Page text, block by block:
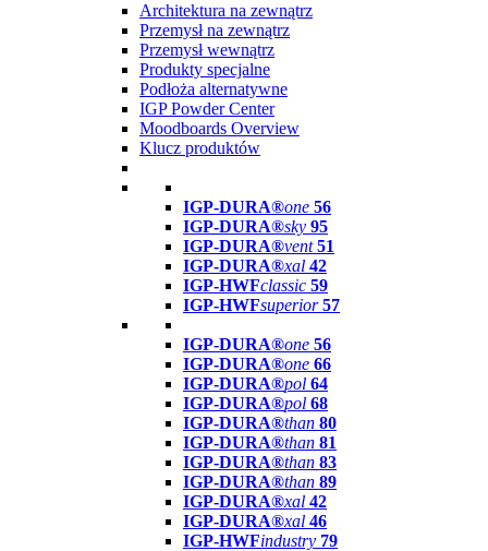
Architektura na zewnątrz
Przemysł na zewnątrz
Przemysł wewnątrz
Produkty specjalne
Podłoża alternatywne
IGP Powder Center
Moodboards Overview
Klucz produktów
IGP-DURA®one 56
IGP-DURA®sky 95
IGP-DURA®vent 51
IGP-DURA®xal 42
IGP-HWFclassic 59
IGP-HWFsuperior 57
IGP-DURA®one 56
IGP-DURA®one 66
IGP-DURA®pol 64
IGP-DURA®pol 68
IGP-DURA®than 80
IGP-DURA®than 81
IGP-DURA®than 83
IGP-DURA®than 89
IGP-DURA®xal 42
IGP-DURA®xal 46
IGP-HWFindustry 79